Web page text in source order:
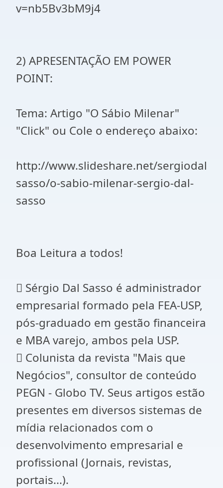
v=nb5Bv3bM9j4
2) APRESENTAÇÃO EM POWER
POINT:
Tema: Artigo "O Sábio Milenar"
"Click" ou Cole o endereço abaixo:
http://www.slideshare.net/sergiodal
sasso/o-sabio-milenar-sergio-dal-
sasso
Boa Leitura a todos!
 Sérgio Dal Sasso é administrador
empresarial formado pela FEA-USP,
pós-graduado em gestão financeira
e MBA varejo, ambos pela USP.
 Colunista da revista "Mais que
Negócios", consultor de conteúdo
PEGN - Globo TV. Seus artigos estão
presentes em diversos sistemas de
mídia relacionados com o
desenvolvimento empresarial e
profissional (Jornais, revistas,
portais...).